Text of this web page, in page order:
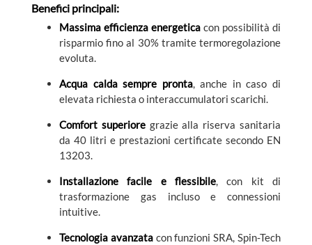
Benefici principali:
Massima efficienza energetica con possibilità di
risparmio fino al 30% tramite termoregolazione
evoluta.
Acqua calda sempre pronta, anche in caso di
elevata richiesta o interaccumulatori scarichi.
Comfort superioregrazie alla riserva sanitaria
da 40 litri e prestazioni certificate secondo EN
13203.
Installazione facile e flessibile, con kit di
trasformazione gas incluso e connessioni
intuitive.
Tecnologia avanzatacon funzioni SRA, Spin-Tech